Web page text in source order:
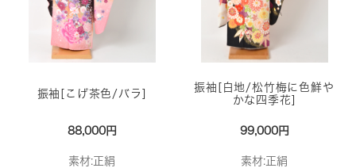
振袖[こげ茶色/バラ]
88,000円
素材:正絹
振袖[白地/松竹梅に色鮮や
かな四季花]
99,000円
素材:正絹